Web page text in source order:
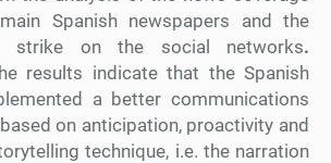
Spanish newspapers and the
strike on the social networks.
results indicate that the Spanish
a better communications
on anticipation, proactivity and
technique, i.e. the narration